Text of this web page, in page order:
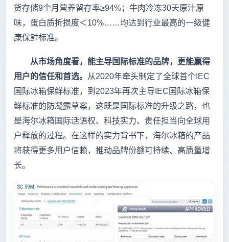
货存储9个月营养留存率≥94%；牛肉冷冻30天原汁原
味，蛋白质折损度＜10%……均达到行业最高的一级健
康保鲜标准。
从市场角度看，能主导国际标准的品牌，更能赢得
用户的信任和首选。
从2020年牵头制定了全球首个IEC
国际冰箱保鲜标准，到2023年再次主导IEC国际冰箱保
鲜标准的防凝露草案，这既是国际标准的升级之路，也
是海尔冰箱国际话语权、科技实力、责任担当向全球用
户释放的过程。在这样的实力背书下，海尔冰箱的产品
将获得更多用户信赖，推动品牌份额可持续、高质量增
长。